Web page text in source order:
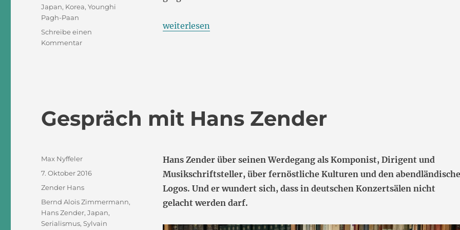
„Musikalische Eindrücke aus Korea“
weiterlesen
Schlagwörter
Japan, Korea,Younghi
Pagh-Paan
Schreibe einen
Kommentarzu
Gespräch mit Hans Zender
Hans Zender über seinen Werdegang als Komponist, Dirigent und
Musikschriftsteller, über fernöstliche Kulturen und den
Logos. Und er wundert sich, dass in deutschen Konzertsälen nicht
gelacht werden darf.
Autor
Max Nyffeler
Veröffentlicht
7. Oktober 2016
Kategorien
Zender Hans
Schlagwörter
Bernd Alois Zimmermann,
Hans Zender,Japan,
Serialismus,Sylvain